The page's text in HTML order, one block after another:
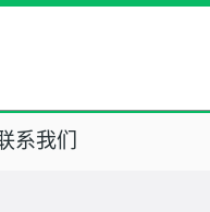
系我们